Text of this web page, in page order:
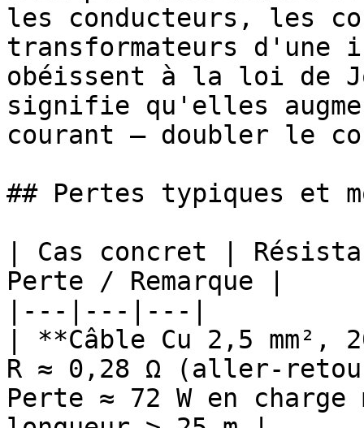
les conducteurs, les
transformateurs
obéissent à la loi de
signifie qu'elles
courant — doubler le
## Pertes typiques et
| Cas concret |
Perte / Remarque |
|---|---|---|
| **Câble Cu 2,5
R ≈ 0,28 Ω (aller-
Perte ≈ 72 W en charge